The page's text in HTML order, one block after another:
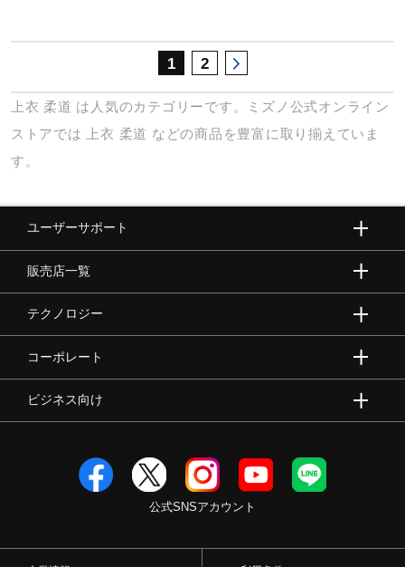
1 2
上衣 柔道 は人気のカテゴリーです。ミズノ公式オンライン
ストアでは
上衣 柔道 などの商品を豊富に取り揃えていま
す。
ユーザーサポート
販売店一覧
テクノロジー
コーポレート
ビジネス向け
公式SNSアカウント